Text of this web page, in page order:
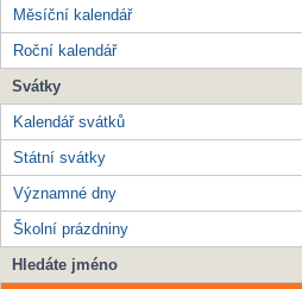
Měsíční kalendář
Roční kalendář
Svátky
Kalendář svátků
Státní svátky
Významné dny
Školní prázdniny
Hledáte jméno